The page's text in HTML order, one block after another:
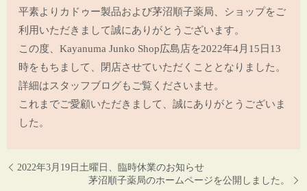
平素よりカドゥー製品および茅沼順子薬局、ショップをご
利用いただきまして誠にありがとうございます。
この度、Kayanuma Junko Shop広島店を2022年4月15日13
時をもちまして、閉店させていただくこととなりました。
詳細はスタッフブログもご覧くださいませ。
これまでご愛顧いただきまして、誠にありがとうございま
した。
2022年3月19日土曜日、臨時休業のお知らせ
茅沼順子薬局のホームページを公開しました。